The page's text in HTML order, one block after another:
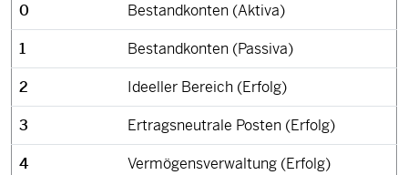
0
Bestandkonten (Aktiva)
1
Bestandkonten (Passiva)
2
Ideeller Bereich (Erfolg)
3
Ertragsneutrale Posten (Erfolg)
4
Vermögensverwaltung (Erfolg)